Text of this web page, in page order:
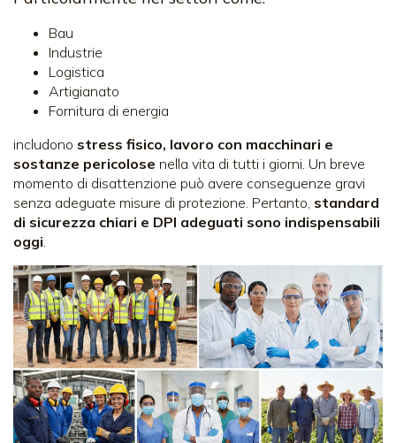
Bau
Industrie
Logistica
Artigianato
Fornitura di energia
includono stress fisico, lavoro con macchinari e
sostanze pericolose nella vita di tutti i giorni. Un breve
momento di disattenzione può avere conseguenze gravi
senza adeguate misure di protezione. Pertanto, standard
di sicurezza chiari e DPI adeguati sono indispensabili
oggi.